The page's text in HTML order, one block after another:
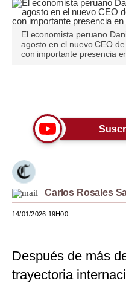
Tendencias
Lujo
Viajes
Mundo
México
España
Internacional
Tecnología
Club del Suscriptor
El economista peruano
agosto en el nuevo CEO
con importante presencia
Carlos Rosales
14/01/2026 19H00
Después de más
trayectoria